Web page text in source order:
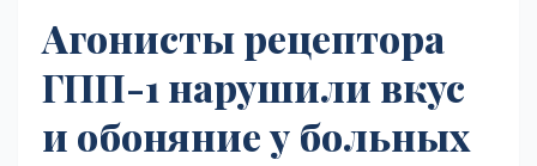
Агонисты рецептора
ГПП-1 нарушили вкус
и обоняние у больных